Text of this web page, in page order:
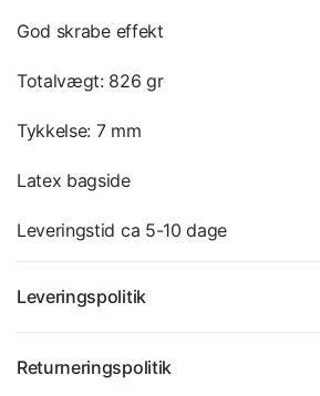
God skrabe effekt
Totalvægt: 826 gr
Tykkelse: 7 mm
Latex bagside
Leveringstid ca 5-10 dage
Leveringspolitik
Returneringspolitik